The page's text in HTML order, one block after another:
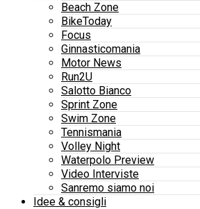
Beach Zone
BikeToday
Focus
Ginnasticomania
Motor News
Run2U
Salotto Bianco
Sprint Zone
Swim Zone
Tennismania
Volley Night
Waterpolo Preview
Video Interviste
Sanremo siamo noi
Idee & consigli